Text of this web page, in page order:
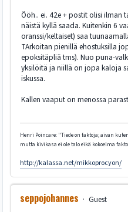
Ööh.. ei. 42e + postit olisi ilman
näistä kyllä saada. Kuitenkin 6
oranssi/keltaiset) saa
TArkoitan pienillä ehostuksilla
epoksitäpliä tms). Nuo puna-
yksilöitä ja niillä on jopa kaloja
iskussa.
Kallen vaaput on menossa
Henri Poincare: "Tiede on faktoja; aivan
mutta kivikasa ei ole talo eikä kokoelma
http://kalassa.net/mikkoprocyon/
seppojohannes
Guest